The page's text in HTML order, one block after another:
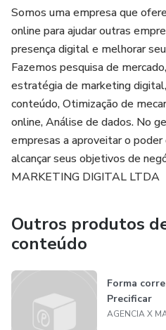
publicidade.
Somos uma empresa que
online para ajudar outras
presença digital e melhorar
Fazemos pesquisa de
estratégia de marketing
conteúdo, Otimização de
online, Análise de dados. No
empresas a aproveitar o
alcançar seus objetivos de
MARKETING DIGITAL LTDA
Outros produtos
conteúdo
Forma
Precificar